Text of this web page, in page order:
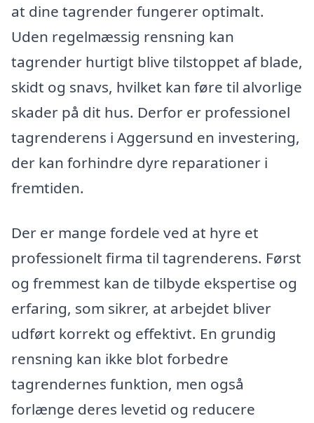
at dine tagrender fungerer optimalt.
Uden regelmæssig rensning kan
tagrender hurtigt blive tilstoppet af blade,
skidt og snavs, hvilket kan føre til alvorlige
skader på dit hus. Derfor er professionel
tagrenderens i Aggersund en investering,
der kan forhindre dyre reparationer i
fremtiden.
Der er mange fordele ved at hyre et
professionelt firma til tagrenderens. Først
og fremmest kan de tilbyde ekspertise og
erfaring, som sikrer, at arbejdet bliver
udført korrekt og effektivt. En grundig
rensning kan ikke blot forbedre
tagrendernes funktion, men også
forlænge deres levetid og reducere